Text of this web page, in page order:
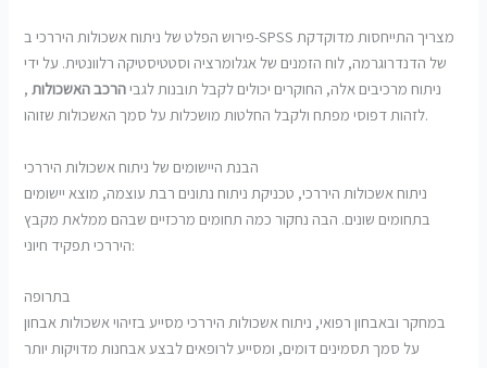
פירוש הפלט של ניתוח אשכולות היררכי ב-SPSS מצריך התייחסות מדוקדקת
של הדנדרוגרמה, לוח הזמנים של אגלומרציה וסטטיסטיקה רלוונטית. על ידי
ניתוח מרכיבים אלה, החוקרים יכולים לקבל תובנות לגביהרכב האשכולות,
לזהות דפוסי מפתח ולקבל החלטות מושכלות על סמך האשכולות שזוהו.
הבנת היישומים של ניתוח אשכולות היררכי
ניתוח אשכולות היררכי, טכניקת ניתוח נתונים רבת עוצמה, מוצא יישומים
בתחומים שונים. הבה נחקור כמה תחומים מרכזיים שבהם ממלאת מקבץ
היררכי תפקיד חיוני:
בתרופה
במחקר ובאבחון רפואי, ניתוח אשכולות היררכי מסייע בזיהוי אשכולות אבחון
על סמך תסמינים דומים, ומסייע לרופאים לבצע אבחנות מדויקות יותר